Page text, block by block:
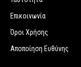
Επικοινωνία
Όροι Χρήσης
Αποποίηση Ευθύνης